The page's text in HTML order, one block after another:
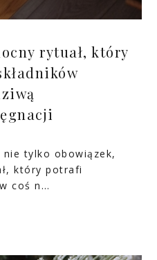
rytuał, który
tylko obowiązek,
który potrafi
coś n…